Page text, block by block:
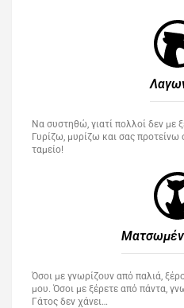
Να συστηθώ, γιατί πολλοί δεν με
Γυρίζω, μυρίζω και σας προτείνω
ταμείο!
Όσοι με γνωρίζουν από παλιά,
μου. Όσοι με ξέρετε από πάντα,
Γάτος δεν χάνει…